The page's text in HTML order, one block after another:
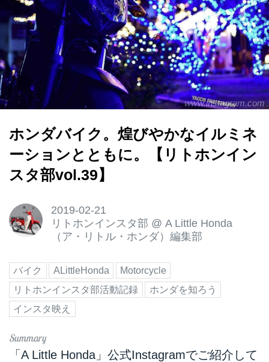
www.instagram.com
ホンダバイク。煌びやかなイルミネ
ーションとともに。【リトホンイン
スタ部vol.39】
2019-02-21
リトホンインスタ部 @ A Little Honda
（ア・リトル・ホンダ）編集部
バイク ALittleHonda
Motorcycle
リトホンインスタ部活動記録
ホンダを知ろう
インスタ映え
「A Little Honda」公式Instagramでご紹介して